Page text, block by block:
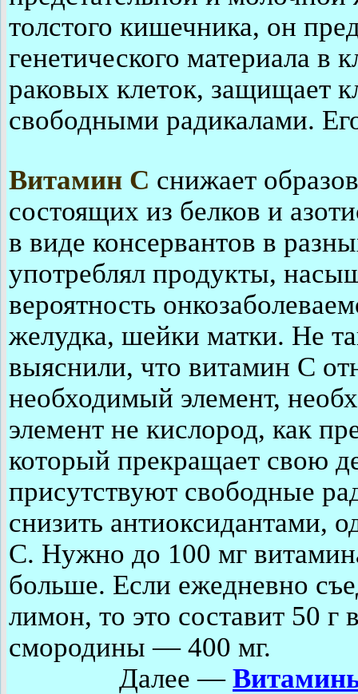
толстого кишечника, он
генетического материала в
раковых клеток, защищает
свободными радикалами.
Витамин С снижает
состоящих из белков и
в виде консервантов в
употреблял продукты,
вероятность
желудка, шейки матки. Не
выяснили, что витамин С
необходимый элемент,
элемент не кислород, как
который прекращает свою
присутствуют свободные
снизить антиоксидантами,
С. Нужно до 100 мг
больше. Если ежедневно
лимон, то это составит 50
смородины — 400 мг.
Далее —